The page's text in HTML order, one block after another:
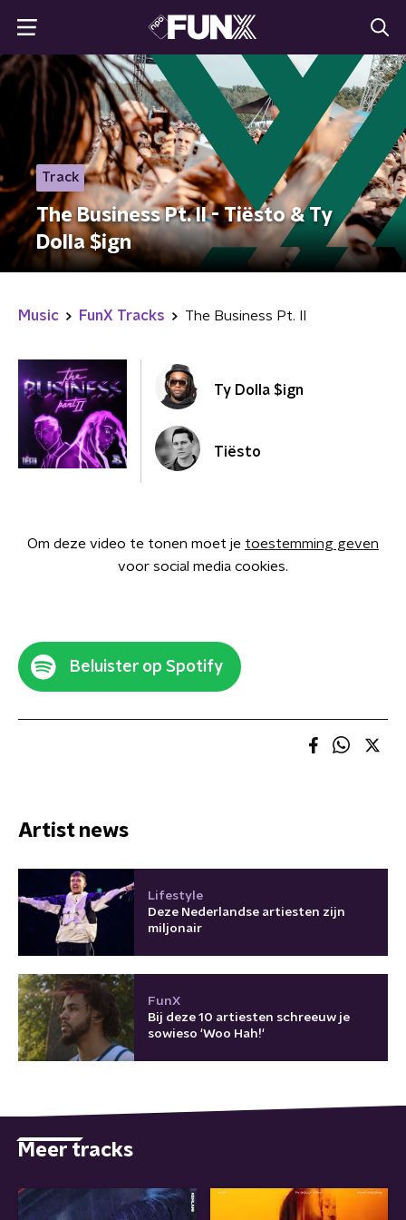
Track
The Business Pt. II - Tiësto & Ty
Dolla $ign
Music FunX Tracks The Business Pt. II
Ty Dolla $ign
Tiësto
Om deze video te tonen moet je toestemming geven
voor social media cookies.
Beluister op Spotify
Artist news
Lifestyle
Deze Nederlandse artiesten zijn
miljonair
FunX
Bij deze 10 artiesten schreeuw je
sowieso 'Woo Hah!'
Meer tracks